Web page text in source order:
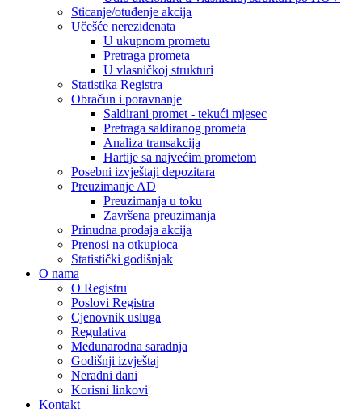
Sticanje/otuđenje akcija
Učešće nerezidenata
U ukupnom prometu
Pretraga prometa
U vlasničkoj strukturi
Statistika Registra
Obračun i poravnanje
Saldirani promet - tekući mjesec
Pretraga saldiranog prometa
Analiza transakcija
Hartije sa najvećim prometom
Posebni izvještaji depozitara
Preuzimanje AD
Preuzimanja u toku
Završena preuzimanja
Prinudna prodaja akcija
Prenosi na otkupioca
Statistički godišnjak
O nama
O Registru
Poslovi Registra
Cjenovnik usluga
Regulativa
Međunarodna saradnja
Godišnji izvještaj
Neradni dani
Korisni linkovi
Kontakt